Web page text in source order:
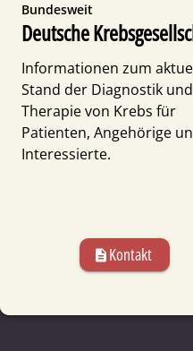
Bundesweit
Deutsche
Informationen zum
Stand der Diagnostik und
Therapie von Krebs für
Patienten, Angehörige
Interessierte.
description Kontakt